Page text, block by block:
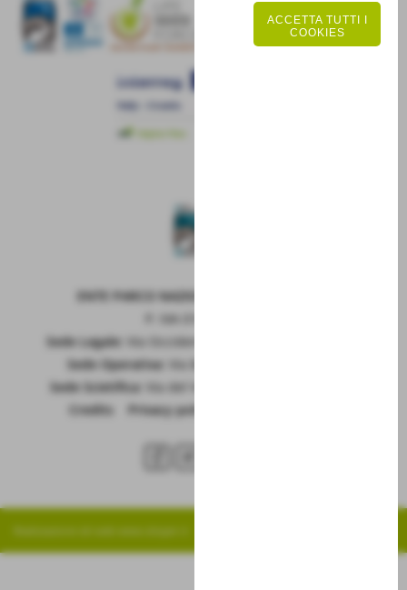
ENTE PARCO NAZIONALE DELLA MAIELLA
Sede Legale:
Via Occidentale 6, GUARDIAGRELE (Ch)
Sede Operativa:
Sede Scietifica:
Via del Vivaio, CARAMANICO T. (Pe)
Credits
Privacy policy
ACCETTA TUTTI I
COOKIES